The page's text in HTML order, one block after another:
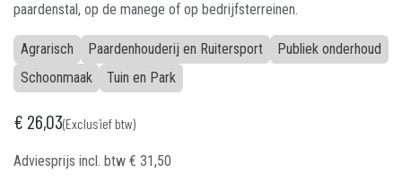
paardenstal, op de manege of op bedrijfsterreinen.
Agrarisch Paardenhouderij en Ruitersport
Publiek onderhoud
Schoonmaak
Tuin en Park
€ 26,03(Exclusief btw)
Adviesprijs incl. btw € 31,50